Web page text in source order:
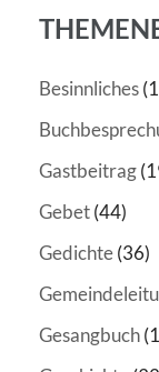
Besinnliches
Gastbeitrag
Gebet(44)
Gedichte(36)
Gesangbuch